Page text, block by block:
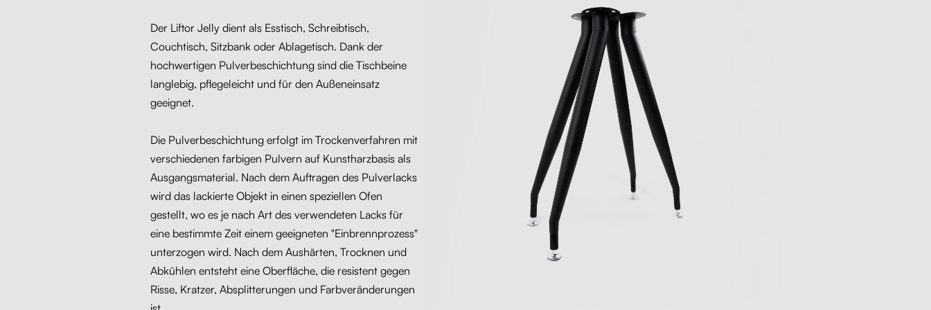
Der Liftor Jelly dient als Esstisch, Schreibtisch,
Couchtisch, Sitzbank oder Ablagetisch. Dank der
hochwertigen Pulverbeschichtung sind die Tischbeine
langlebig, pflegeleicht und für den Außeneinsatz
geeignet.
Die Pulverbeschichtung erfolgt im Trockenverfahren mit
verschiedenen farbigen Pulvern auf Kunstharzbasis als
Ausgangsmaterial. Nach dem Auftragen des Pulverlacks
wird das lackierte Objekt in einen speziellen Ofen
gestellt, wo es je nach Art des verwendeten Lacks für
eine bestimmte Zeit einem geeigneten "Einbrennprozess"
unterzogen wird. Nach dem Aushärten, Trocknen und
Abkühlen entsteht eine Oberfläche, die resistent gegen
Risse, Kratzer, Absplitterungen und Farbveränderungen